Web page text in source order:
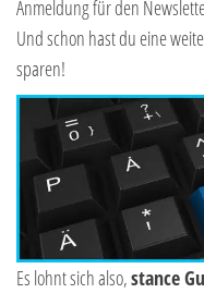
Anmeldung für den
Und schon hast du eine
sparen!
Es lohnt sich also,stance